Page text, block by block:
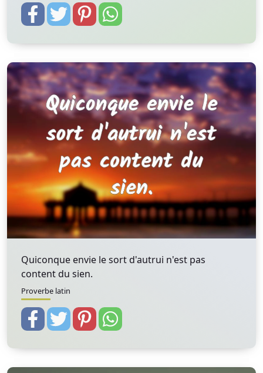
Quiconque envie le sort d'autrui n'est pas
content du sien.
Proverbe latin